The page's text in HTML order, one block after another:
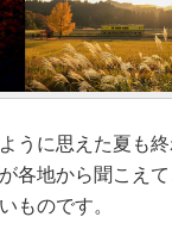
うに思えた夏も
各地から聞こえ
ものです。